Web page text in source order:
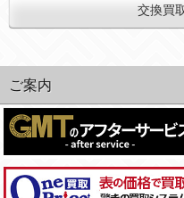
交換買
ご案内